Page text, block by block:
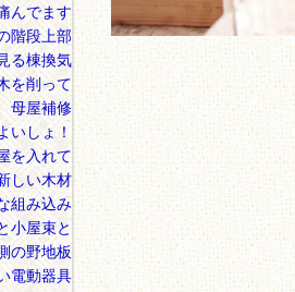
んでます
階段上部
る棟換気
を削って
母屋補修
いしょ！
を入れて
しい木材
組み込み
小屋束と
の野地板
電動器具